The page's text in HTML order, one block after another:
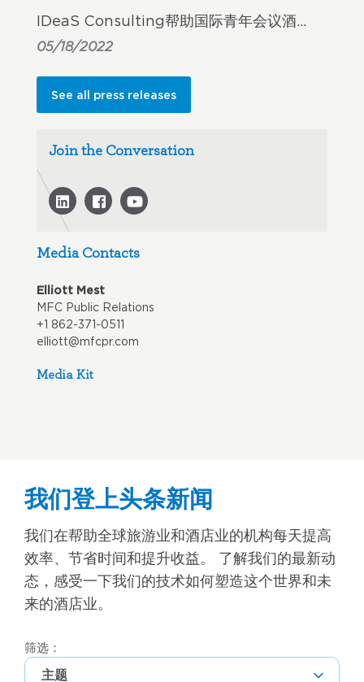
IDeaS Consulting帮助国际青年会议酒…
05/18/2022
See all press releases
Join the Conversation
Media Contacts
Elliott Mest
MFC Public Relations
+1 862-371-0511
elliott@mfcpr.com
Media Kit
我们登上头条新闻
我们在帮助全球旅游业和酒店业的机构每天提高
效率、节省时间和提升收益。 了解我们的最新动
态，感受一下我们的技术如何塑造这个世界和未
来的酒店业。
筛选：
主题